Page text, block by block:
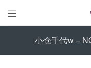

小仓千代w –